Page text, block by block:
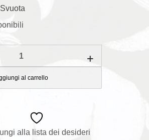
Svuota
al carrello
alla lista dei desideri